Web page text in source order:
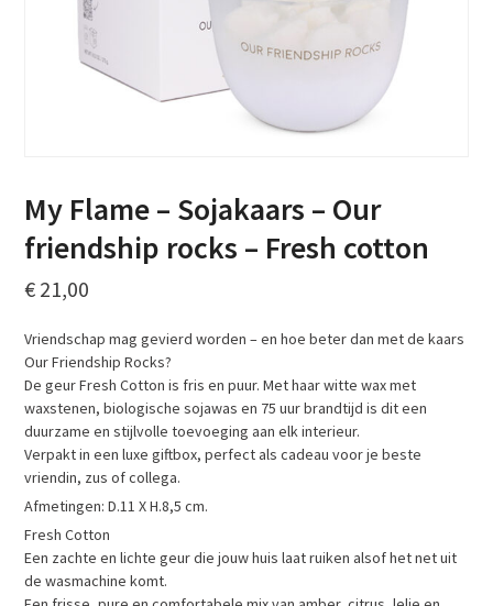
My Flame – Sojakaars – Our
friendship rocks – Fresh cotton
€ 21,00
Vriendschap mag gevierd worden – en hoe beter dan met de kaars
Our Friendship Rocks?
De geur Fresh Cotton is fris en puur. Met haar witte wax met
waxstenen, biologische sojawas en 75 uur brandtijd is dit een
duurzame en stijlvolle toevoeging aan elk interieur.
Verpakt in een luxe giftbox, perfect als cadeau voor je beste
vriendin, zus of collega.
Afmetingen: D.11 X H.8,5 cm.
Fresh Cotton
Een zachte en lichte geur die jouw huis laat ruiken alsof het net uit
de wasmachine komt.